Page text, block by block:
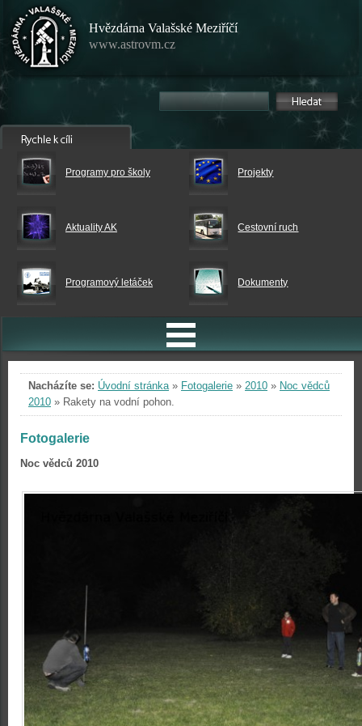
Hvězdárna Valašské Meziříčí
www.astrovm.cz
Programy pro školy Projekty
Aktuality AK Cestovní ruch
Programový letáček Dokumenty
Nacházíte se: Úvodní stránka» Fotogalerie » 2010 » Noc vědců
2010 » Rakety na vodní pohon.
Fotogalerie
Noc vědců 2010